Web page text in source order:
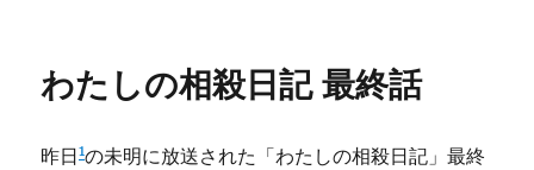
わたしの相殺日記 最終話
昨日1の未明に放送された「わたしの相殺日記」最終